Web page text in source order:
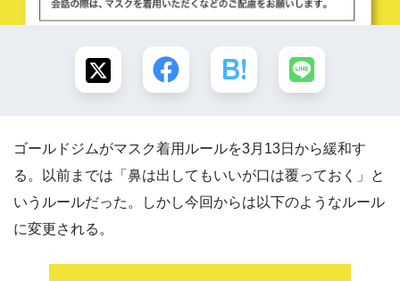
ゴールドジムがマスク着用ルールを3月13日から緩和す
る。以前までは「鼻は出してもいいが口は覆っておく」と
いうルールだった。しかし今回からは以下のようなルール
に変更される。